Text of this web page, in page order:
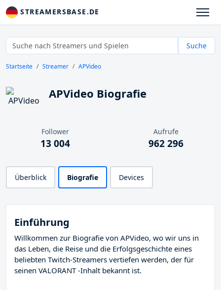
STREAMERSBASE.DE
Suche
Startseite Streamer APVideo
APVideo Biografie
Follower
13 004
Aufrufe
962 296
Überblick Biografie Devices
Einführung
Willkommen zur Biografie von APVideo, wo wir uns in
das Leben, die Reise und die Erfolgsgeschichte eines
beliebten Twitch-Streamers vertiefen werden, der für
seinen VALORANT -Inhalt bekannt ist.